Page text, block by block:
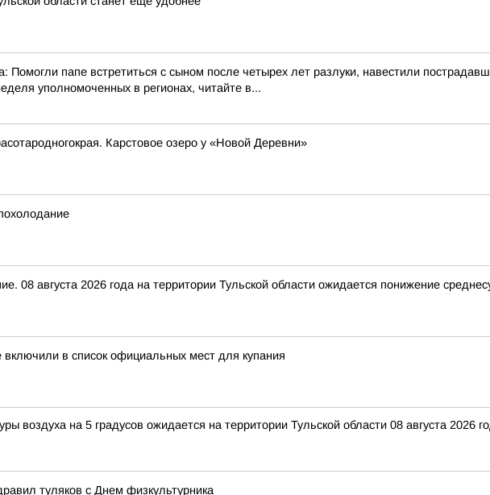
Помогли папе встретиться с сыном после четырех лет разлуки, навестили
уполномоченных в регионах, читайте в...
Карстовое озеро у «Новой Деревни»
08 августа 2026 года на территории Тульской области ожидается понижение
в список официальных мест для купания
воздуха на 5 градусов ожидается на территории Тульской области 08 августа 2026
туляков с Днем физкультурника